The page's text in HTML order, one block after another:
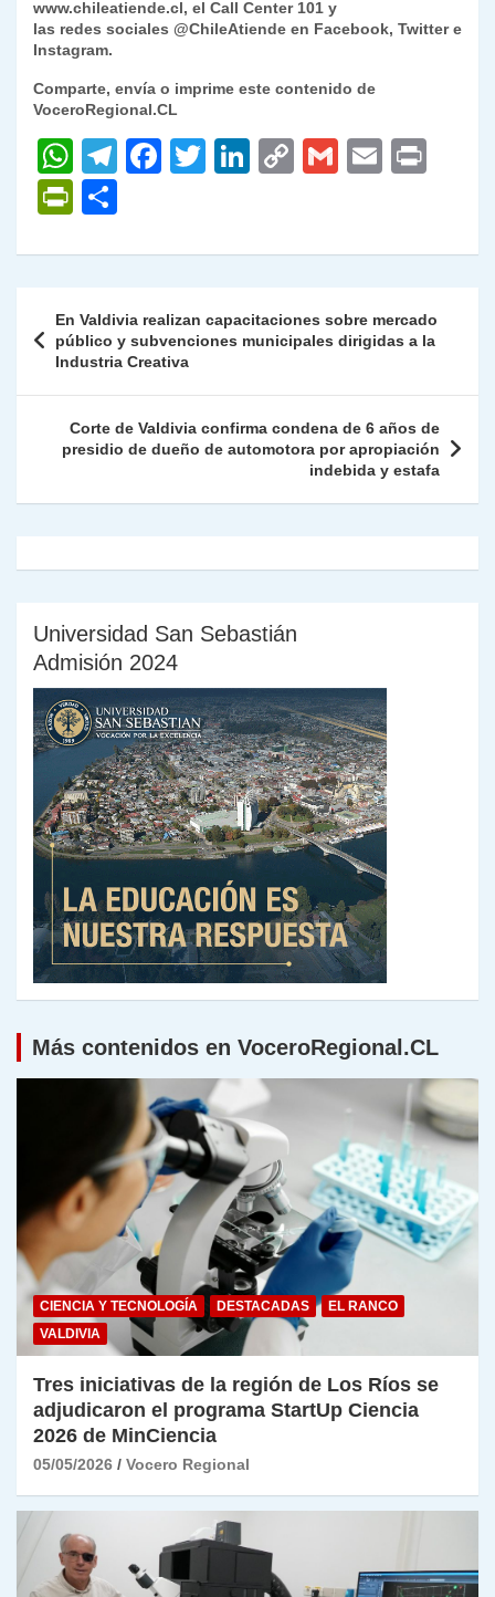
www.chileatiende.cl, el Call Center 101 y
las redes sociales @ChileAtiende en Facebook, Twitter e
Instagram.
Comparte, envía o imprime este contenido de
VoceroRegional.CL
W
h
at
s
p
p
T
gr
m
F
e
o
o
k
T
er
Li
e
n
C
y
n
G
l
E
l
P
nt
Fr
ie
n
dl
y
m
p
ar
tir
de
entradas
En Valdivia realizan capacitaciones sobre mercado
público y subvenciones municipales dirigidas a la
Industria Creativa
Corte de Valdivia confirma condena de 6 años de
presidio de dueño de automotora por apropiación
indebida y estafa
Universidad San Sebastián
Admisión 2024
Más contenidos en VoceroRegional.CL
CIENCIA Y TECNOLOGÍA DESTACADAS
EL RANCO
VALDIVIA
Tres iniciativas de la región de Los Ríos se
adjudicaron el programa StartUp Ciencia
2026 de MinCiencia
05/05/2026 Vocero Regional